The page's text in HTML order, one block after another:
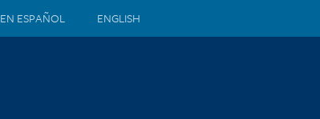
EN ESPAÑOL ENGLISH